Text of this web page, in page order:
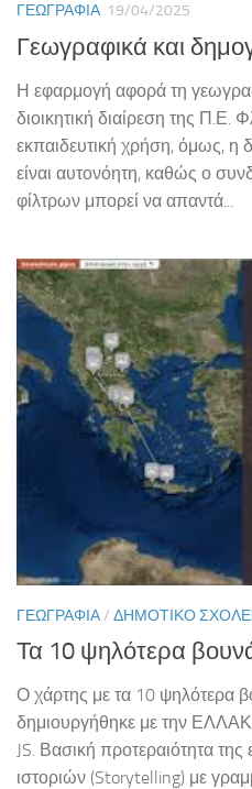
ΓΕΩΓΡΑΦΊΑ 19/04/2025
Γεωγραφικά και
Η εφαρμογή αφορά τη
διοικητική διαίρεση της Π.Ε.
εκπαιδευτική χρήση, όμως, η
είναι αυτονόητη, καθώς ο
φίλτρων μπορεί να απαντά...
ΓΕΩΓΡΑΦΊΑ/ ΔΗΜΟΤΙΚΌ
Τα 10 ψηλότερα
Ο χάρτης με τα 10 ψηλότερα
δημιουργήθηκε με την
JS. Βασική προτεραιότητα
ιστοριών (Storytelling) με